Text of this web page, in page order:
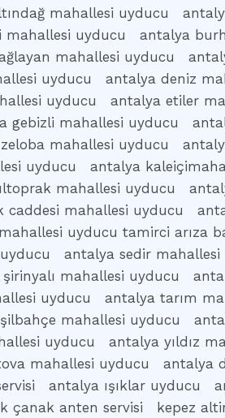
mahallesi uyducu
uyducu
antalya
mahallesi uyducu
uyducu
antalya deniz
uyducu
antalya etiler
gebizli mahallesi uyducu
mahallesi uyducu
uyducu
antalya
mahallesi uyducu
caddesi mahallesi uyducu
uyducu tamirci arıza
antalya sedir mahallesi
mahallesi uyducu
uyducu
antalya tarım
mahallesi uyducu
uyducu
antalya yıldız
mahallesi uyducu
antalya
antalya ışıklar uyducu
çanak anten servisi
kepez